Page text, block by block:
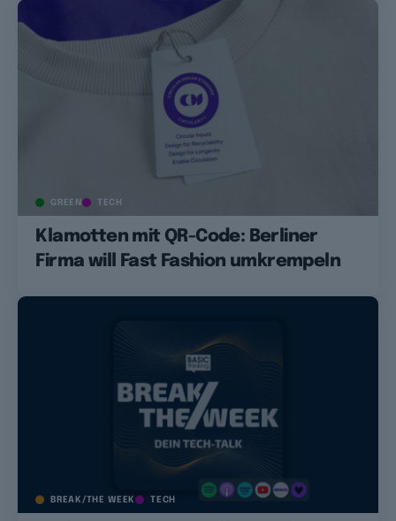
GREEN TECH
Klamotten mit QR-Code: Berliner
Firma will Fast Fashion umkrempeln
BREAK/THE WEEK TECH